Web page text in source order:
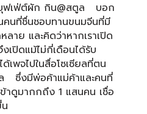
ฟเฟ่ต์ผัก กิน@สตูล บอก
คนที่ชื่นชอบทานขนมจีนที่มี
าย และคิดว่าหากเราเปิด
เปิดแม้ไม่กี่เดือนได้รับ
เพจไปในสื่อโซเซียลที่ตน
ซึ่งมีพ่อค้าแม่ค้าและคนที่
าดูมากกถึง 1 แสนคน เชื่อ